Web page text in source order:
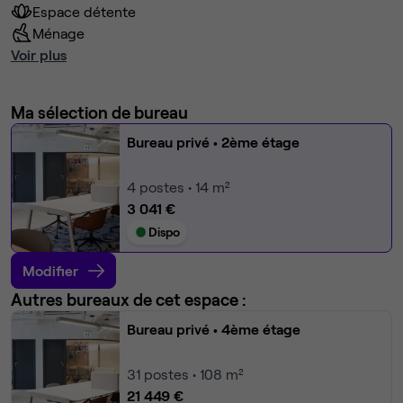
Espace détente
Ménage
Voir plus
Ma sélection de bureau
Bureau privé • 2ème étage
4 postes • 14 m²
3 041 €
Dispo
Modifier
Autres bureaux de cet espace :
Bureau privé • 4ème étage
31 postes • 108 m²
21 449 €